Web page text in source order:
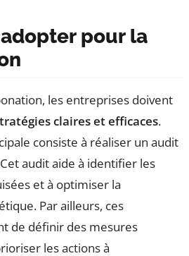
pour la
les entreprises doivent
claires et efficaces.
consiste à réaliser un audit
audit aide à identifier les
et à optimiser la
Par ailleurs, ces
de définir des mesures
les actions à